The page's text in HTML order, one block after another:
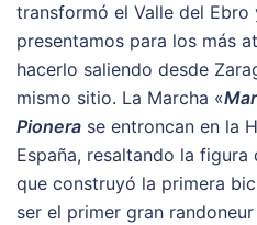
transformó el Valle del Ebro
presentamos para los más
hacerlo saliendo desde
mismo sitio. La Marcha «
Pionera se entroncan en la
España, resaltando la
que construyó la primera
ser el primer gran